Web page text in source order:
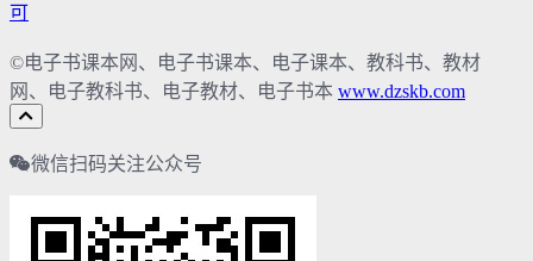
可
©电子书课本网、电子书课本、电子课本、教科书、教材
网、电子教科书、电子教材、电子书本 www.dzskb.com
微信扫码关注公众号